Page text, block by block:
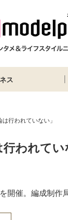
ス
行われていない」
われてい
開催。編成制作